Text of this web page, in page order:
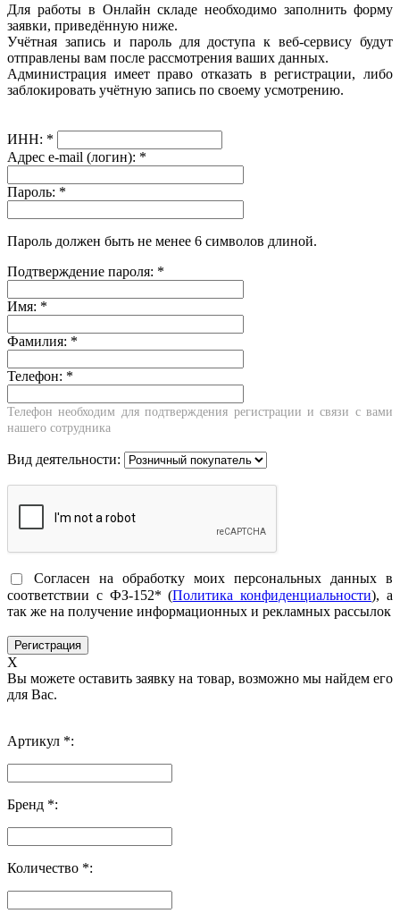
Для работы в Онлайн складе необходимо заполнить форму
заявки, приведённую ниже.
Учётная запись и пароль для доступа к веб-сервису будут
отправлены вам после рассмотрения ваших данных.
Администрация имеет право отказать в регистрации, либо
заблокировать учётную запись по своему усмотрению.
ИНН: *
Адрес e-mail (логин): *
Пароль: *
Пароль должен быть не менее 6 символов длиной.
Подтверждение пароля: *
Имя: *
Фамилия: *
Телефон: *
Телефон необходим для подтверждения регистрации и связи с вами
нашего сотрудника
Вид деятельности:
Согласен на обработку моих персональных данных в
соответствии с ФЗ-152* (Политика конфиденциальности), а
так же на получение информационных и рекламных рассылок
X
Вы можете оставить заявку на товар, возможно мы найдем его
для Вас.
Артикул *:
Бренд *:
Количество *: